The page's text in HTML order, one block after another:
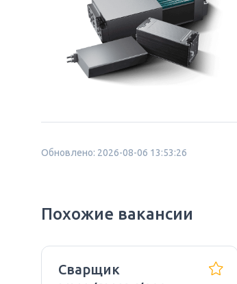
Обновлено: 2026-08-06 13:53:26
Похожие вакансии
Сварщик